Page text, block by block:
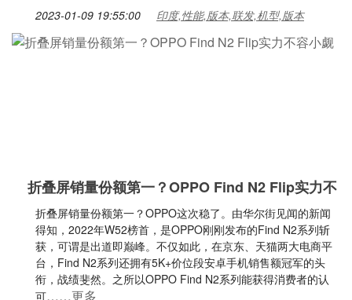
2023-01-09 19:55:00 印度,性能,版本,联发,机型,版本
折叠屏销量份额第一？OPPO Find N2 Flip实力不
折叠屏销量份额第一？OPPO这次稳了。由华尔街见闻的新闻
得知，2022年W52榜首，是OPPO刚刚发布的Find N2系列斩
获，可谓是出道即巅峰。不仅如此，在京东、天猫两大电商平
台，Find N2系列还拥有5K+价位段安卓手机销售额冠军的头
衔，战绩斐然。之所以OPPO Find N2系列能获得消费者的认
可……更多